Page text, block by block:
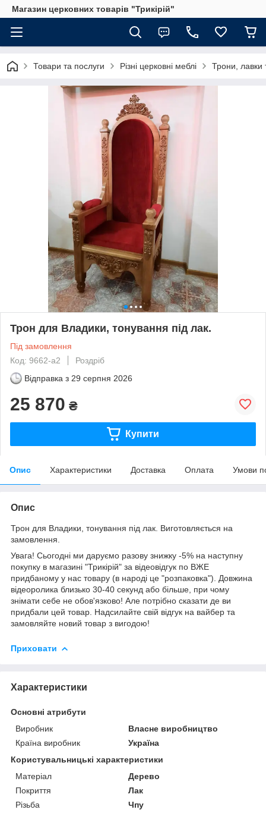
Магазин церковних товарів "Трикірій"
Товари та послуги Різні церковні меблі Трони, лавки
Трон для Владики, тонування під лак.
Під замовлення
Код: 9662-a2
Роздріб
Відправка з 29 серпня 2026
25 870 ₴
Купити
Опис Характеристики Доставка Оплата Умови
Опис
Трон для Владики, тонування під лак. Виготовляється на
замовлення.
Увага! Сьогодні ми даруємо разову знижку -5% на наступну
покупку в магазині "Трикірій" за відеовідгук по ВЖЕ
придбаному у нас товару (в народі це "розпаковка"). Довжина
відеоролика близько 30-40 секунд або більше, при чому
знімати себе не обов'язково! Але потрібно сказати де ви
придбали цей товар. Надсилайте свій відгук на вайбер та
замовляйте новий товар з вигодою!
Приховати
Характеристики
Основні атрибути
Виробник
Власне виробництво
Країна виробник
Україна
Користувальницькі характеристики
Матеріал
Дерево
Покриття
Лак
Різьба
Чпу